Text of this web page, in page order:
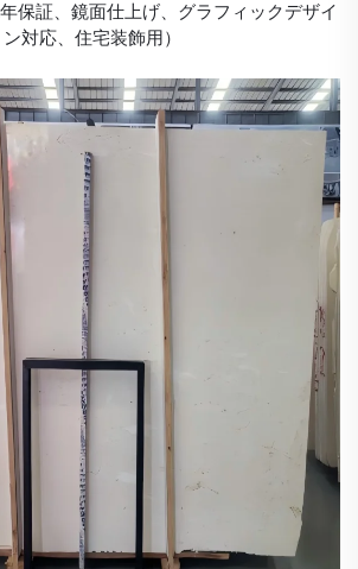
保証、鏡面仕上げ、グラフィックデザイ
ン対応、住宅装飾用）